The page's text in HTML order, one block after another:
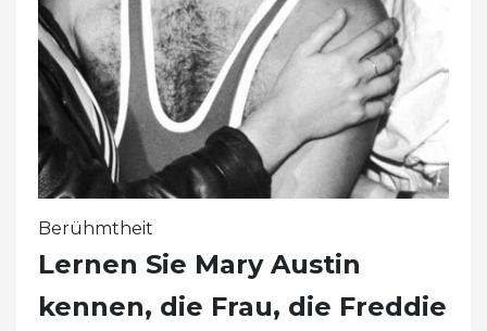
Berühmtheit
Lernen Sie Mary Austin
kennen, die Frau, die Freddie